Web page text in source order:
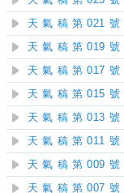
天 氣 稿 第 021 號
天 氣 稿 第 019 號
天 氣 稿 第 017 號
天 氣 稿 第 015 號
天 氣 稿 第 013 號
天 氣 稿 第 011 號
天 氣 稿 第 009 號
天 氣 稿 第 007 號